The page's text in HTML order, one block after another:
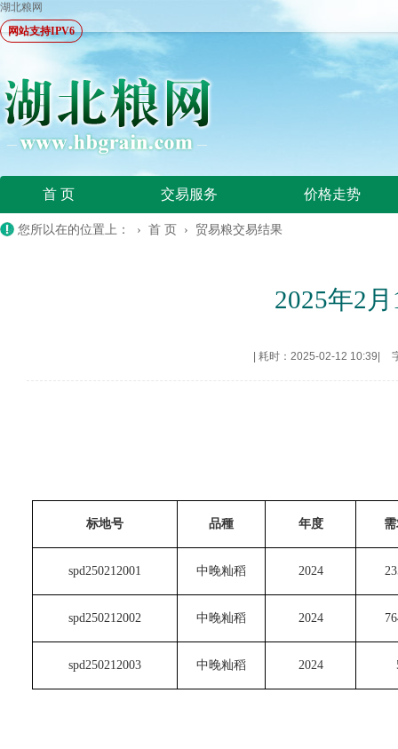
湖北粮网
网站支持IPV6
首 页 交易服务 价格走势
您所以在的位置上： › 首 页 › 贸易粮交易结果
2025年2
耗时：2025-02-12 10:39
标地号 品種 年度
spd250212001 中晚籼稻 2024
spd250212002 中晚籼稻 2024
spd250212003 中晚籼稻 2024